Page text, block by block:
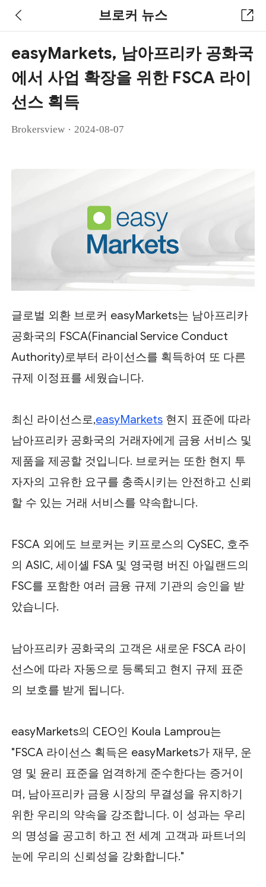
브로커 뉴스
easyMarkets, 남아프리카 공화국
에서 사업 확장을 위한 FSCA 라이
선스 획득
Brokersview · 2024-08-07
글로벌 외환 브로커 easyMarkets는 남아프리카
공화국의 FSCA(Financial Service Conduct
Authority)로부터 라이선스를 획득하여 또 다른
규제 이정표를 세웠습니다.
최신 라이선스로,easyMarkets 현지 표준에 따라
남아프리카 공화국의 거래자에게 금융 서비스 및
제품을 제공할 것입니다. 브로커는 또한 현지 투
자자의 고유한 요구를 충족시키는 안전하고 신뢰
할 수 있는 거래 서비스를 약속합니다.
FSCA 외에도 브로커는 키프로스의 CySEC, 호주
의 ASIC, 세이셸 FSA 및 영국령 버진 아일랜드의
FSC를 포함한 여러 금융 규제 기관의 승인을 받
았습니다.
남아프리카 공화국의 고객은 새로운 FSCA 라이
선스에 따라 자동으로 등록되고 현지 규제 표준
의 보호를 받게 됩니다.
easyMarkets의 CEO인 Koula Lamprou는
"FSCA 라이선스 획득은 easyMarkets가 재무, 운
영 및 윤리 표준을 엄격하게 준수한다는 증거이
며, 남아프리카 금융 시장의 무결성을 유지하기
위한 우리의 약속을 강조합니다. 이 성과는 우리
의 명성을 공고히 하고 전 세계 고객과 파트너의
눈에 우리의 신뢰성을 강화합니다."